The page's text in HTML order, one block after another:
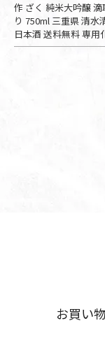
作 ざく 純米大吟醸 滴
り 750ml 三重県 清水
日本酒 送料無料 専用
お買い